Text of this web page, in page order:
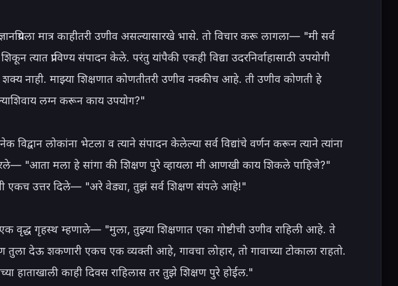
मात्र काहीतरी उणीव असल्यासारखे भासे. तो विचार करू लागला— "मी सर्व
शिकून त्यात प्राविण्य संपादन केले. परंतु यांपैकी एकही विद्या उदरनिर्वाहासाठी उपयोगी
नाही. माझ्या शिक्षणात कोणतीतरी उणीव नक्कीच आहे. ती उणीव कोणती हे
लग्न करून काय उपयोग?"
विद्वान लोकांना भेटला व त्याने संपादन केलेल्या सर्व विद्यांचे वर्णन करून त्याने त्यांना
"आता मला हे सांगा की शिक्षण पुरे व्हायला मी आणखी काय शिकले पाहिजे?"
एकच उत्तर दिले— "अरे वेड्या, तुझं सर्व शिक्षण संपले आहे!"
वृद्ध गृहस्थ म्हणाले— "मुला, तुझ्या शिक्षणात एका गोष्टीची उणीव राहिली आहे. ते
तुला देऊ शकणारी एकच एक व्यक्ती आहे, गावचा लोहार, तो गावाच्या टोकाला राहतो.
हाताखाली काही दिवस राहिलास तर तुझे शिक्षण पुरे होईल."